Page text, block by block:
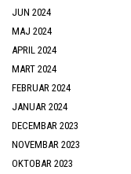
JUN 2024
MAJ 2024
APRIL 2024
MART 2024
FEBRUAR 2024
JANUAR 2024
DECEMBAR 2023
NOVEMBAR 2023
OKTOBAR 2023